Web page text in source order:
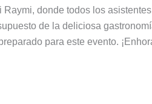
donde todos los
de la deliciosa
para este evento.